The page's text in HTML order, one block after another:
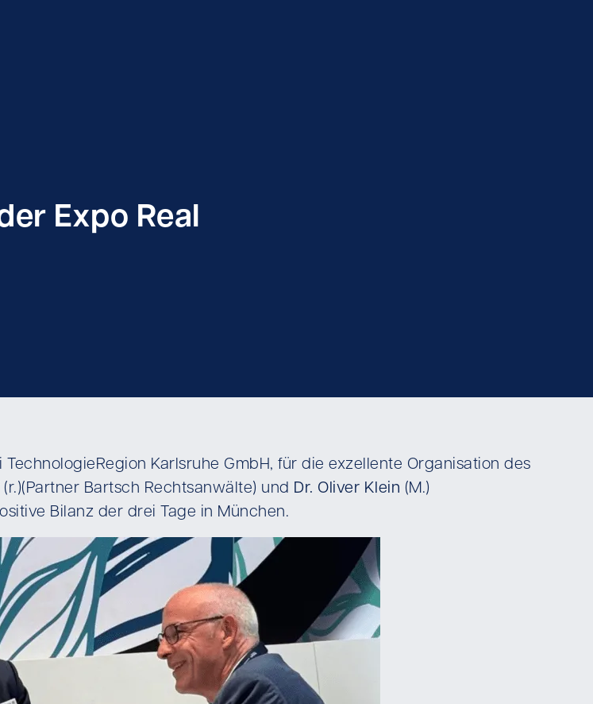
Expo Real
TechnologieRegion Karlsruhe GmbH, für die exzellente Organisation des
(r.)(Partner Bartsch Rechtsanwälte) und Dr. Oliver Klein (M.)
Bilanz der drei Tage in München.